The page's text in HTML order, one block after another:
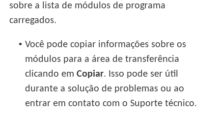
sobre a lista de módulos de programa
carregados.
• Você pode copiar informações sobre os
módulos para a área de transferência
clicando emCopiar. Isso pode ser útil
durante a solução de problemas ou ao
entrar em contato com o Suporte técnico.